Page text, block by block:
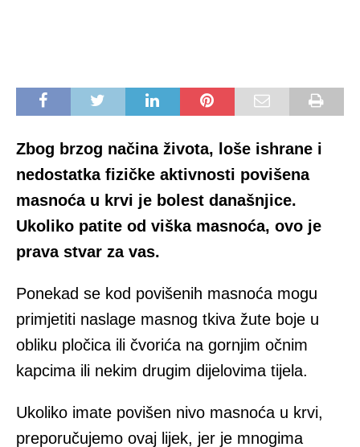
Zbog brzog načina života, loše ishrane i
nedostatka fizičke aktivnosti povišena
masnoća u krvi je bolest današnjice.
Ukoliko patite od viška masnoća, ovo je
prava stvar za vas.
Ponekad se kod povišenih masnoća mogu
primjetiti naslage masnog tkiva žute boje u
obliku pločica ili čvorića na gornjim očnim
kapcima ili nekim drugim dijelovima tijela.
Ukoliko imate povišen nivo masnoća u krvi,
preporučujemo ovaj lijek, jer je mnogima